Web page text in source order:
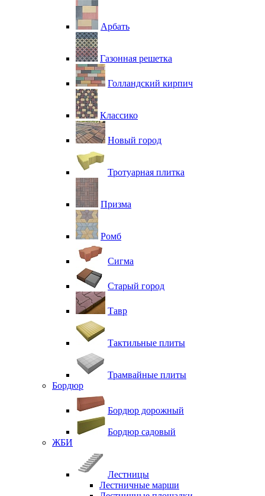
Арбать
Газонная решетка
Голландский кирпич
Классико
Новый город
Тротуарная плитка
Призма
Ромб
Сигма
Старый город
Тавр
Тактильные плиты
Трамвайные плиты
Бордюр
Бордюр дорожный
Бордюр садовый
ЖБИ
Лестницы
Лестничные марши